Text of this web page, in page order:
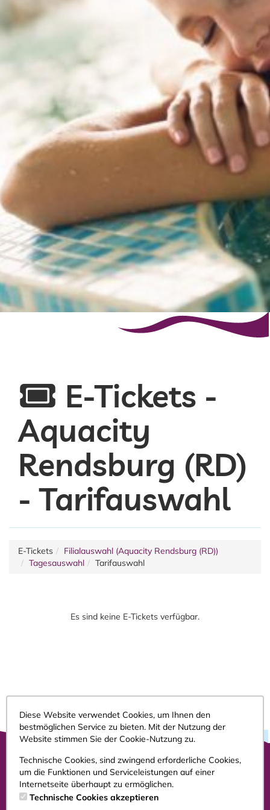
E-Tickets -
Aquacity
Rendsburg (RD)
- Tarifauswahl
E-Tickets
Filialauswahl (Aquacity Rendsburg (RD))
Tagesauswahl
Tarifauswahl
Es sind keine E-Tickets verfügbar.
Impressum
AGB
Diese Website verwendet Cookies, um Ihnen den
bestmöglichen Service zu bieten. Mit der Nutzung der
Website stimmen Sie der Cookie-Nutzung zu.
Technische Cookies, sind zwingend erforderliche Cookies,
um die Funktionen und Serviceleistungen auf einer
Internetseite überhaupt zu ermöglichen.
Technische Cookies akzeptieren